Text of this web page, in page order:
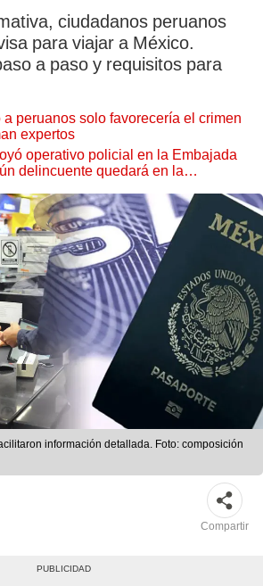
ciudadanos peruanos
para viajar a México.
a paso y requisitos para
peruanos solo favorecería el crimen
expertos
operativo policial en la Embajada
delincuente quedará en la
información detallada. Foto: composición
Compartir